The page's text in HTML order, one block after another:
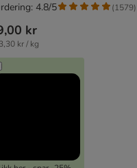
kr
kr / kg
4.8/5 (1579)